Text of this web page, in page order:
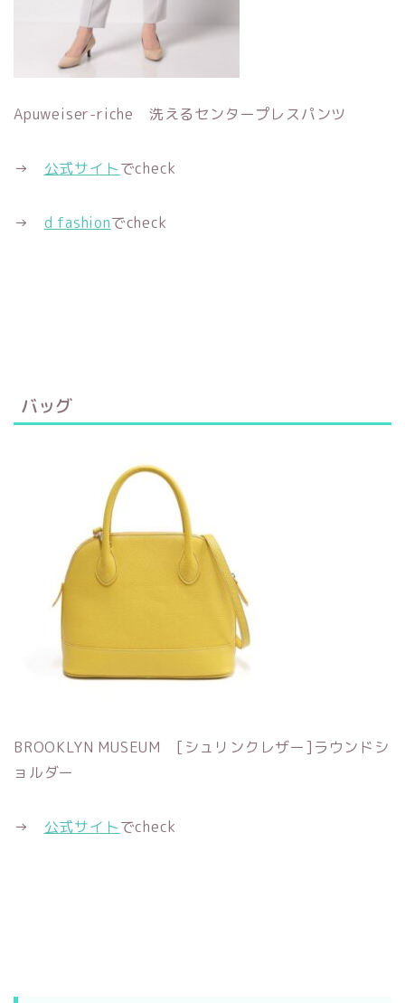
Apuweiser-riche 洗えるセンタープレスパンツ
→ 公式サイトでcheck
→ d fashionでcheck
バッグ
BROOKLYN MUSEUM [シュリンクレザー]ラウンドシ
ョルダー
→ 公式サイトでcheck